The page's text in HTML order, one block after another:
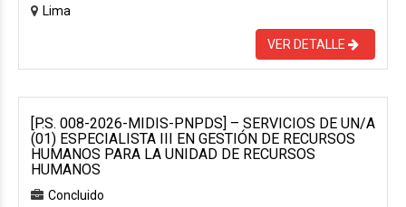
Lima
VER DETALLE
[P.S. 008-2026-MIDIS-PNPDS] – SERVICIOS DE UN/A
(01) ESPECIALISTA III EN GESTIÓN DE RECURSOS
HUMANOS PARA LA UNIDAD DE RECURSOS
HUMANOS
Concluido